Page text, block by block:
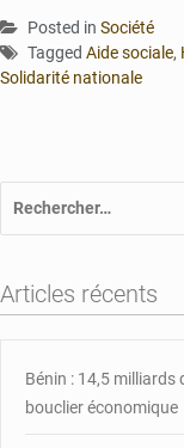
Posted in Société
Tagged Aide sociale,
Solidarité nationale
Articles récents
Bénin : 14,5 milliards
bouclier économique